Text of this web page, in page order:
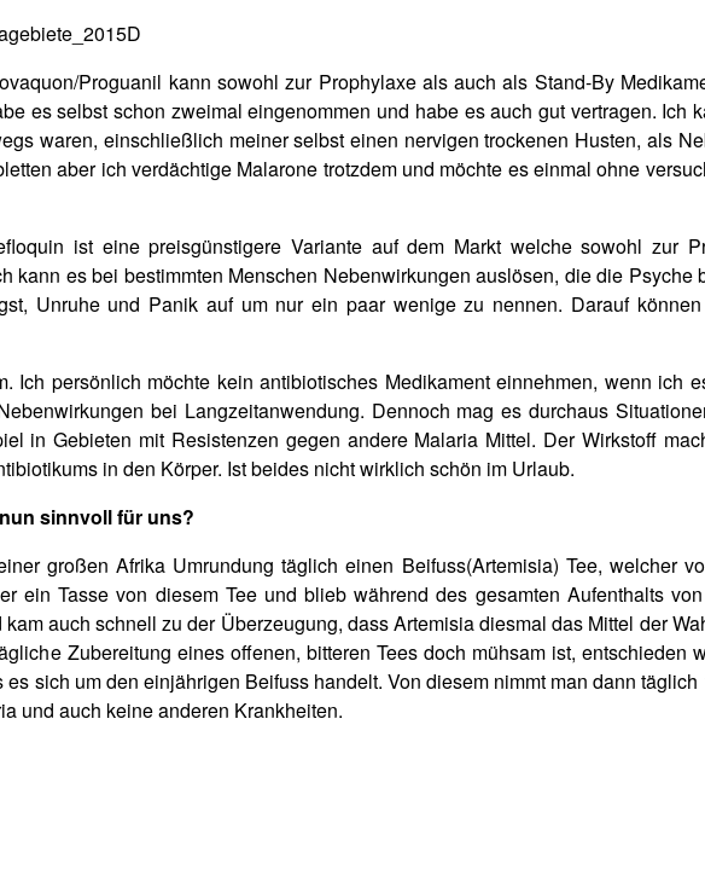
Proguanil kann sowohl zur Prophylaxe als auch als Stand-By
es selbst schon zweimal eingenommen und habe es auch gut vertragen. Ich
waren, einschließlich meiner selbst einen nervigen trockenen Husten, als
aber ich verdächtige Malarone trotzdem und möchte es einmal ohne
ist eine preisgünstigere Variante auf dem Markt welche sowohl zur
kann es bei bestimmten Menschen Nebenwirkungen auslösen, die die
Unruhe und Panik auf um nur ein paar wenige zu nennen. Darauf
Ich persönlich möchte kein antibiotisches Medikament einnehmen, wenn ich
bei Langzeitanwendung. Dennoch mag es durchaus
in Gebieten mit Resistenzen gegen andere Malaria Mittel. Der Wirkstoff
in den Körper. Ist beides nicht wirklich schön im Urlaub.
sinnvoll für uns?
großen Afrika Umrundung täglich einen Beifuss(Artemisia) Tee, welcher
ein Tasse von diesem Tee und blieb während des gesamten Aufenthalts
auch schnell zu der Überzeugung, dass Artemisia diesmal das Mittel der
Zubereitung eines offenen, bitteren Tees doch mühsam ist,
sich um den einjährigen Beifuss handelt. Von diesem nimmt man dann
und auch keine anderen Krankheiten.